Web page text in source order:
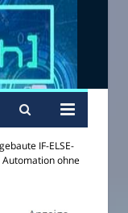
IF-ELSE-
ohne